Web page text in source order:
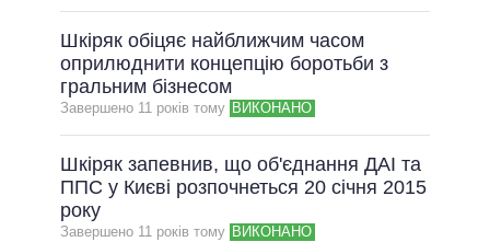
Шкіряк обіцяє найближчим часом
оприлюднити концепцію боротьби з
гральним бізнесом
Завершено 11 рокiв тому ВИКОНАНО
Шкіряк запевнив, що об'єднання ДАІ та
ППС у Києві розпочнеться 20 січня 2015
року
Завершено 11 рокiв тому ВИКОНАНО